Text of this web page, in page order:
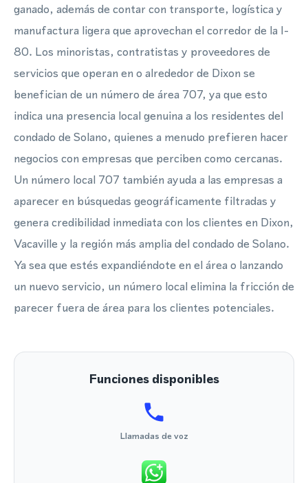
ganado, además de contar con transporte, logística y
manufactura ligera que aprovechan el corredor de la I-
80. Los minoristas, contratistas y proveedores de
servicios que operan en o alrededor de Dixon se
benefician de un número de área 707, ya que esto
indica una presencia local genuina a los residentes del
condado de Solano, quienes a menudo prefieren hacer
negocios con empresas que perciben como cercanas.
Un número local 707 también ayuda a las empresas a
aparecer en búsquedas geográficamente filtradas y
genera credibilidad inmediata con los clientes en Dixon,
Vacaville y la región más amplia del condado de Solano.
Ya sea que estés expandiéndote en el área o lanzando
un nuevo servicio, un número local elimina la fricción de
parecer fuera de área para los clientes potenciales.
Funciones disponibles
Llamadas de voz